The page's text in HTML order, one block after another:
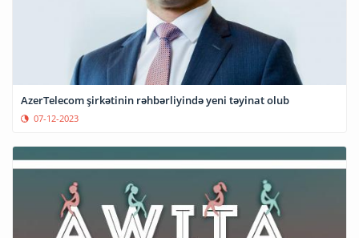
AzerTelecom şirkətinin rəhbərliyində yeni təyinat olub
07-12-2023